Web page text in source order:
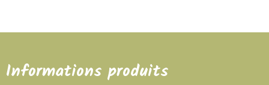
Informations produits